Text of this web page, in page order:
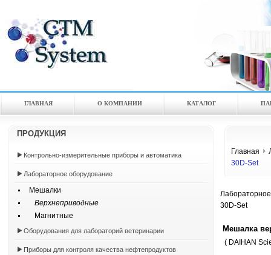
ГЛАВНАЯ О КОМПАНИИ КАТАЛOГ
ПРОДУКЦИЯ
Контрольно-измерительные приборы и автоматика
Лабораторное оборудование
Мешалки
Верхнеприводные
Магнитные
Оборудования для лабораторий ветеринарии
Приборы для контроля качества нефтепродуктов
Главная
30D-Set
30D-Set
Мешалка
( DAIHAN